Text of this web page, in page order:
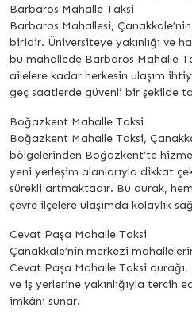
Barbaros Mahalle Taksi
Barbaros Mahallesi,
biridir. Üniversiteye yakınlığı ve
bu mahallede Barbaros Mahalle
ailelere kadar herkesin ulaşım
geç saatlerde güvenli bir şekilde
Boğazkent Mahalle Taksi
Boğazkent Mahalle Taksi,
bölgelerinden Boğazkent’te
yeni yerleşim alanlarıyla dikkat
sürekli artmaktadır. Bu durak,
çevre ilçelere ulaşımda kolaylık
Cevat Paşa Mahalle Taksi
Çanakkale’nin merkezi
Cevat Paşa Mahalle Taksi durağı,
ve iş yerlerine yakınlığıyla tercih
imkânı sunar.